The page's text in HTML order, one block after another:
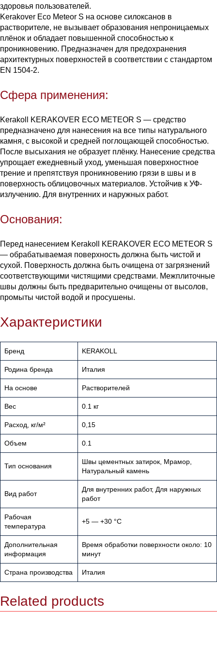
здоровья пользователей.
Kerakover Eco Meteor S на основе силоксанов в
растворителе, не вызывает образования непроницаемых
плёнок и обладает повышенной способностью к
проникновению. Предназначен для предохранения
архитектурных поверхностей в соответствии с стандартом
EN 1504-2.
Сфера применения:
Kerakoll KERAKOVER ECO METEOR S — средство
предназначено для нанесения на все типы натурального
камня, с высокой и средней поглощающей способностью.
После высыхания не образует плёнку. Нанесение средства
упрощает ежедневный уход, уменьшая поверхностное
трение и препятствуя проникновению грязи в швы и в
поверхность облицовочных материалов. Устойчив к УФ-
излучению. Для внутренних и наружных работ.
Основания:
Перед нанесением Kerakoll KERAKOVER ECO METEOR S
— обрабатываемая поверхность должна быть чистой и
сухой. Поверхность должна быть очищена от загрязнений
соответствующими чистящими средствами. Межплиточные
швы должны быть предварительно очищены от высолов,
промыты чистой водой и просушены.
Характеристики
Бренд KERAKOLL
Родина бренда Италия
На основе Растворителей
Вес 0.1 кг
Расход, кг/м² 0,15
Объем 0.1
Тип основания
Швы цементных затирок, Мрамор,
Натуральный камень
Вид работ
Для внутренних работ, Для наружных
работ
Рабочая
температура
+5 — +30 °С
Дополнительная
информация
Время обработки поверхности около: 10
минут
Страна производства Италия
Related products